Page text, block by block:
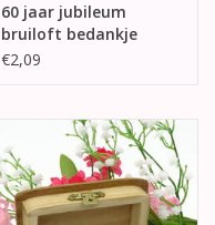
60 jaar jubileum
bruiloft bedankje
doosje
€2,09